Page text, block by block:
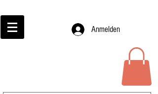
Anmelden